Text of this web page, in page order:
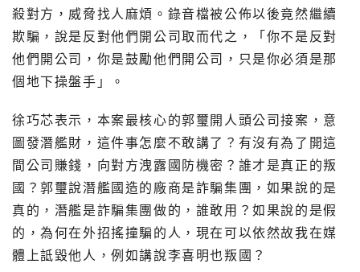
殺對方，威脅找人麻煩。錄音檔被公佈以後竟然繼續
欺騙，說是反對他們開公司取而代之，「你不是反對
他們開公司，你是鼓勵他們開公司，只是你必須是那
個地下操盤手」。
徐巧芯表示，本案最核心的郭璽開人頭公司接案，意
圖發潛艦財，這件事怎麼不敢講了？有沒有為了開這
間公司賺錢，向對方洩露國防機密？誰才是真正的叛
國？郭璽說潛艦國造的廠商是詐騙集團，如果說的是
真的，潛艦是詐騙集團做的，誰敢用？如果說的是假
的，為何在外招搖撞騙的人，現在可以依然故我在媒
體上詆毀他人，例如講說李喜明也叛國？